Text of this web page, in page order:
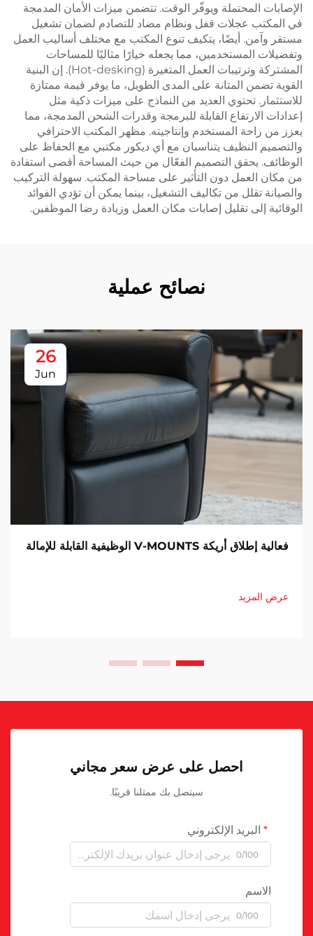
الإصابات المحتملة ويوفّر الوقت. تتضمن ميزات الأمان المدمجة
في المكتب عجلات قفل ونظام مضاد للتصادم لضمان تشغيل
مستقر وآمن. أيضًا، يتكيف تنوع المكتب مع مختلف أساليب العمل
وتفضيلات المستخدمين، مما يجعله خيارًا مثاليًا للمساحات
المشتركة وترتيبات العمل المتغيرة (Hot-desking). إن البنية
القوية تضمن المتانة على المدى الطويل، ما يوفر قيمة ممتازة
للاستثمار. تحتوي العديد من النماذج على ميزات ذكية مثل
إعدادات الارتفاع القابلة للبرمجة وقدرات الشحن المدمجة، مما
يعزز من راحة المستخدم وإنتاجيته. مظهر المكتب الاحترافي
والتصميم النظيف يتناسبان مع أي ديكور مكتبي مع الحفاظ على
الوظائف. يحقق التصميم الفعّال من حيث المساحة أقصى استفادة
من مكان العمل دون التأثير على مساحة المكتب. سهولة التركيب
والصيانة تقلل من تكاليف التشغيل، بينما يمكن أن تؤدي الفوائد
الوقائية إلى تقليل إصابات مكان العمل وزيادة رضا الموظفين.
نصائح عملية
26
Jun
فعالية إطلاق أريكة V-MOUNTS الوظيفية القابلة للإمالة
عرض المزيد
احصل على عرض سعر مجاني
سيتصل بك ممثلنا قريبًا.
البريد الإلكتروني
0/100
الاسم
0/100